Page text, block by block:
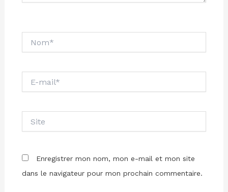
mail*
Enregistrer mon nom, mon e-mail et mon site
dans le navigateur pour mon prochain commentaire.